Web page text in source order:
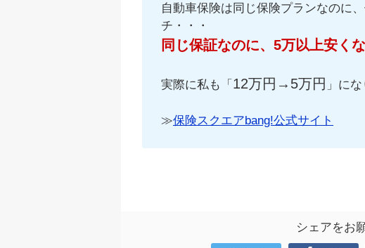
自動車保険は同じ保険プランなのに
チ・・・
同じ保証なのに、5万以上安く
実際に私も「 12万円→5万円 」に
≫保険スクエアbang!公式サイト
シェアをお